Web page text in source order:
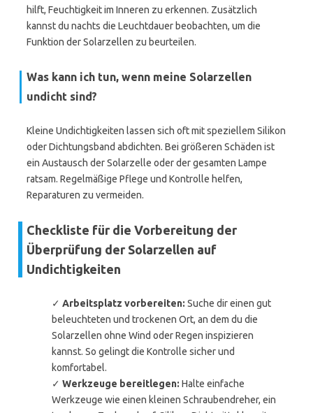
hilft, Feuchtigkeit im Inneren zu erkennen. Zusätzlich
kannst du nachts die Leuchtdauer beobachten, um die
Funktion der Solarzellen zu beurteilen.
Was kann ich tun, wenn meine Solarzellen
undicht sind?
Kleine Undichtigkeiten lassen sich oft mit speziellem Silikon
oder Dichtungsband abdichten. Bei größeren Schäden ist
ein Austausch der Solarzelle oder der gesamten Lampe
ratsam. Regelmäßige Pflege und Kontrolle helfen,
Reparaturen zu vermeiden.
Checkliste für die Vorbereitung der
Überprüfung der Solarzellen auf
Undichtigkeiten
✓ Arbeitsplatz vorbereiten: Suche dir einen gut
beleuchteten und trockenen Ort, an dem du die
Solarzellen ohne Wind oder Regen inspizieren
kannst. So gelingt die Kontrolle sicher und
komfortabel.
✓ Werkzeuge bereitlegen: Halte einfache
Werkzeuge wie einen kleinen Schraubendreher, ein